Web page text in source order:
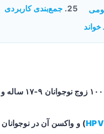
خواند
جمع‌بندی کاربردی
یک پیمایش سراسری
HPV